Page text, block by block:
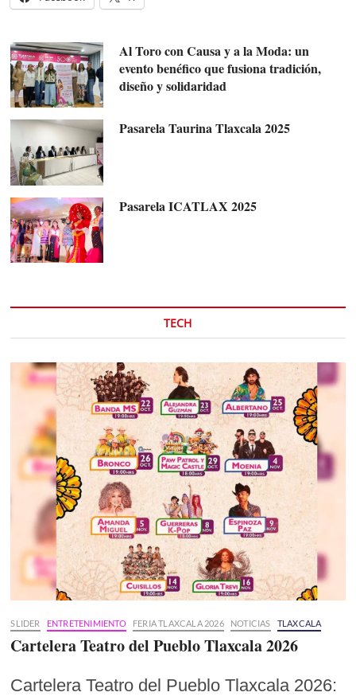
Al Toro con Causa y a la Moda: un
evento benéfico que fusiona tradición,
diseño y solidaridad
Pasarela Taurina Tlaxcala 2025
Pasarela ICATLAX 2025
TECH
SLIDER ENTRETENIMIENTO FERIA TLAXCALA 2026 NOTICIAS TLAXCALA
Cartelera Teatro del Pueblo Tlaxcala 2026
Cartelera Teatro del Pueblo Tlaxcala 2026: